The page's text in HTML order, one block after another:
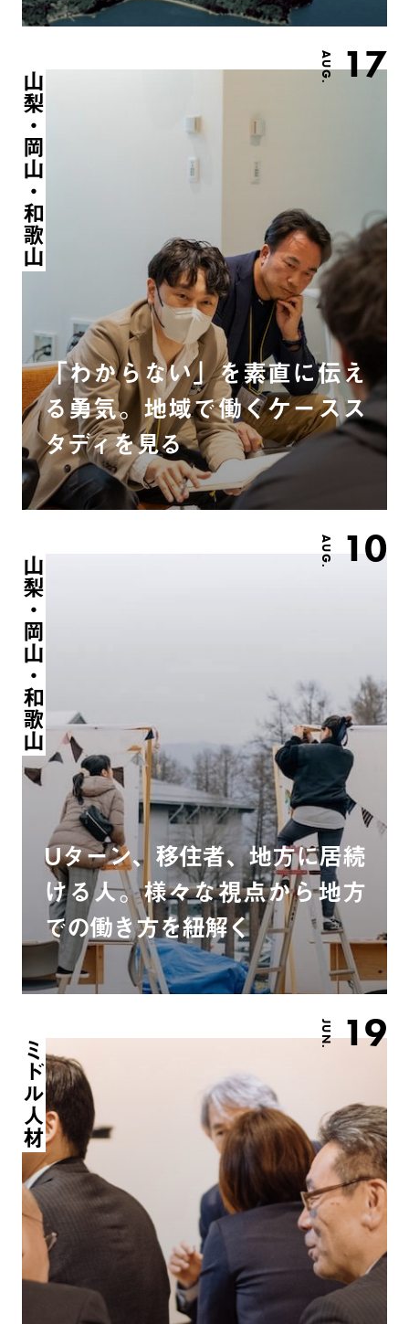
AUG. 17
山梨・岡山・和歌山
「わからない」を素直に伝え
る勇気。地域で働くケースス
タディを見る
AUG. 10
山梨・岡山・和歌山
Uターン、移住者、地方に居続
ける人。様々な視点から地方
での働き方を紐解く
JUN. 19
ミドル人材